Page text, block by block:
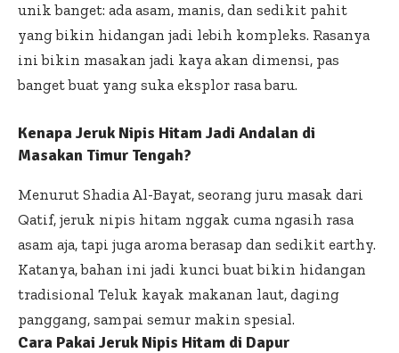
unik banget: ada asam, manis, dan sedikit pahit
yang bikin hidangan jadi lebih kompleks. Rasanya
ini bikin masakan jadi kaya akan dimensi, pas
banget buat yang suka eksplor rasa baru.
Kenapa Jeruk Nipis Hitam Jadi Andalan di
Masakan Timur Tengah?
Menurut Shadia Al-Bayat, seorang juru masak dari
Qatif, jeruk nipis hitam nggak cuma ngasih rasa
asam aja, tapi juga aroma berasap dan sedikit earthy.
Katanya, bahan ini jadi kunci buat bikin hidangan
tradisional Teluk kayak makanan laut, daging
panggang, sampai semur makin spesial.
Cara Pakai Jeruk Nipis Hitam di Dapur